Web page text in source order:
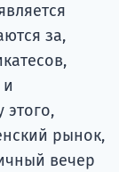
за,
этого,
рынок,
вечер